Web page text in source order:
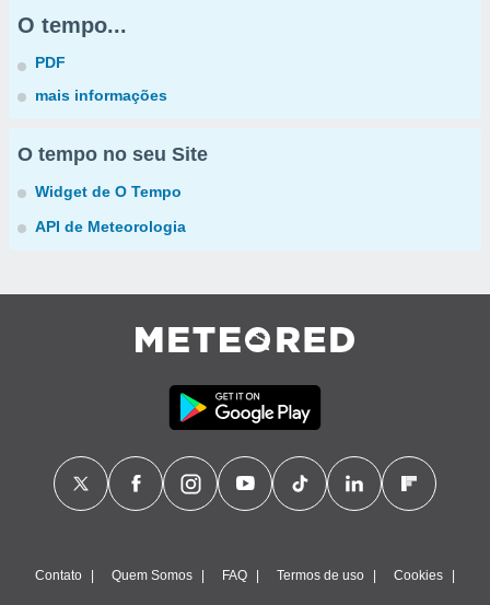
O tempo...
PDF
mais informações
O tempo no seu Site
Widget de O Tempo
API de Meteorologia
Contato Quem Somos FAQ Termos de uso Cookies